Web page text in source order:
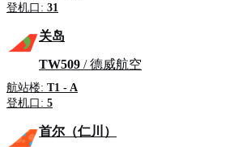
登机口: 31
关岛
TW509 / 德威航空
航站楼: T1 - A
登机口: 5
首尔（仁川）